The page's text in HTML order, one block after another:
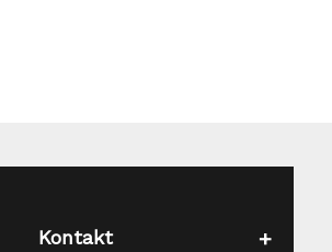
Kontakt